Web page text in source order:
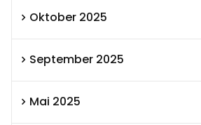
Oktober 2025
September 2025
Mai 2025